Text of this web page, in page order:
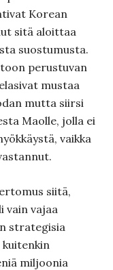
Korean
sitä aloittaa
suostumusta.
perustuvan
mustaa
mutta siirsi
Maolle, jolla ei
vaikka
siitä,
vain vajaa
strategisia
kuitenkin
miljoonia